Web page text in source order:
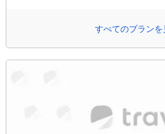
すべてのプランを